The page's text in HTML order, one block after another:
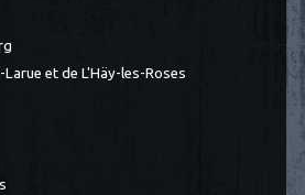
et de L'Häy-les-Roses